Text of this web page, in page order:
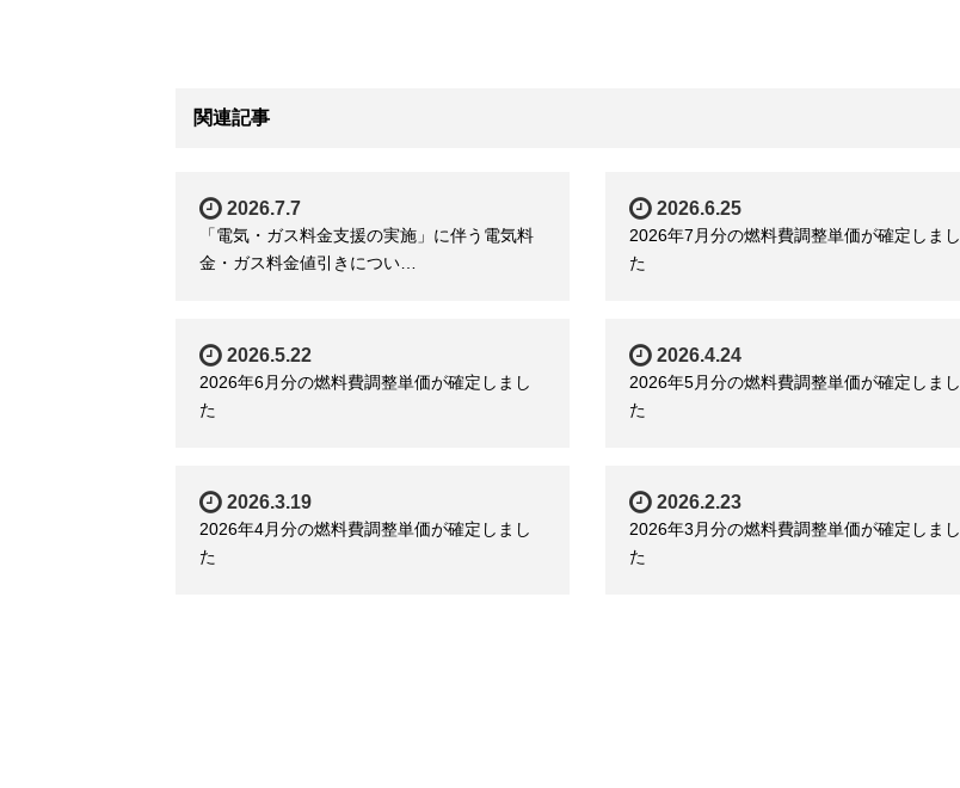
関連記事
2026.7.7
「電気・ガス料金支援の実施」に伴う電気料
金・ガス料金値引きについ…
2026.6.25
2026年7月分の燃料費調整単価が確定しまし
た
2026.5.22
2026年6月分の燃料費調整単価が確定しまし
た
2026.4.24
2026年5月分の燃料費調整単価が確定しまし
た
2026.3.19
2026年4月分の燃料費調整単価が確定しまし
た
2026.2.23
2026年3月分の燃料費調整単価が確定しまし
た